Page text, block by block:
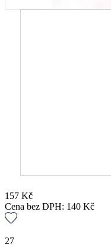
157 Kč
Cena bez DPH: 140 Kč
27